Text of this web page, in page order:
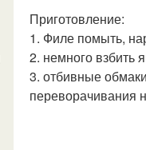
Приготовление:
1. Филе помыть,
2. немного взбить
3. отбивные
переворачивания